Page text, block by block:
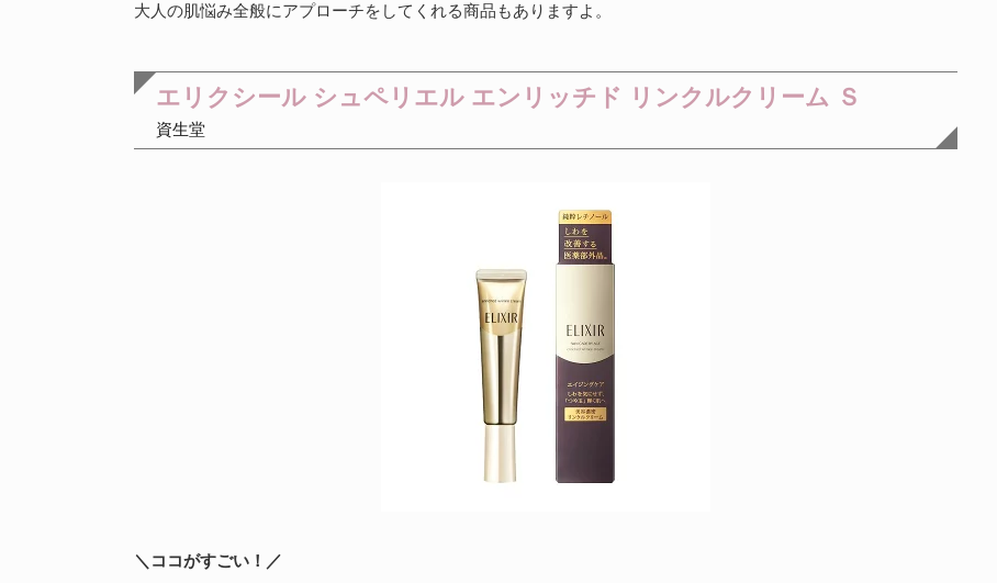
大人の肌悩み全般にアプローチをしてくれる商品もありますよ。
エリクシール シュペリエル エンリッチド リンクルクリーム Ｓ
資生堂
＼ココがすごい！／